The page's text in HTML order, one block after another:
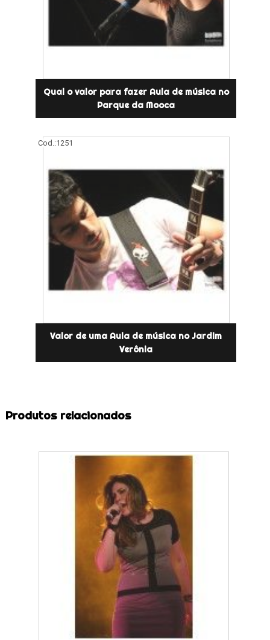
Qual o valor para fazer Aula de música no
Parque da Mooca
Cod.:1251
Valor de uma Aula de música no Jardim
Verônia
Produtos relacionados